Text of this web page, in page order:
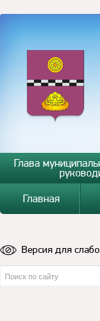
Глава
Главная
Версия для